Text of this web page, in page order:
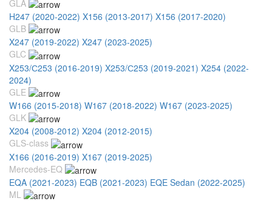
GLA
H247 (2020-2022) X156 (2013-2017) X156 (2017-2020)
GLB
X247 (2019-2022) X247 (2023-2025)
GLC
X253/С253 (2016-2019) X253/С253 (2019-2021) X254 (2022-
2024)
GLE
W166 (2015-2018) W167 (2018-2022) W167 (2023-2025)
GLK
X204 (2008-2012) X204 (2012-2015)
GLS-class
X166 (2016-2019) X167 (2019-2025)
Mercedes-EQ
EQA (2021-2023) EQB (2021-2023) EQE Sedan (2022-2025)
ML